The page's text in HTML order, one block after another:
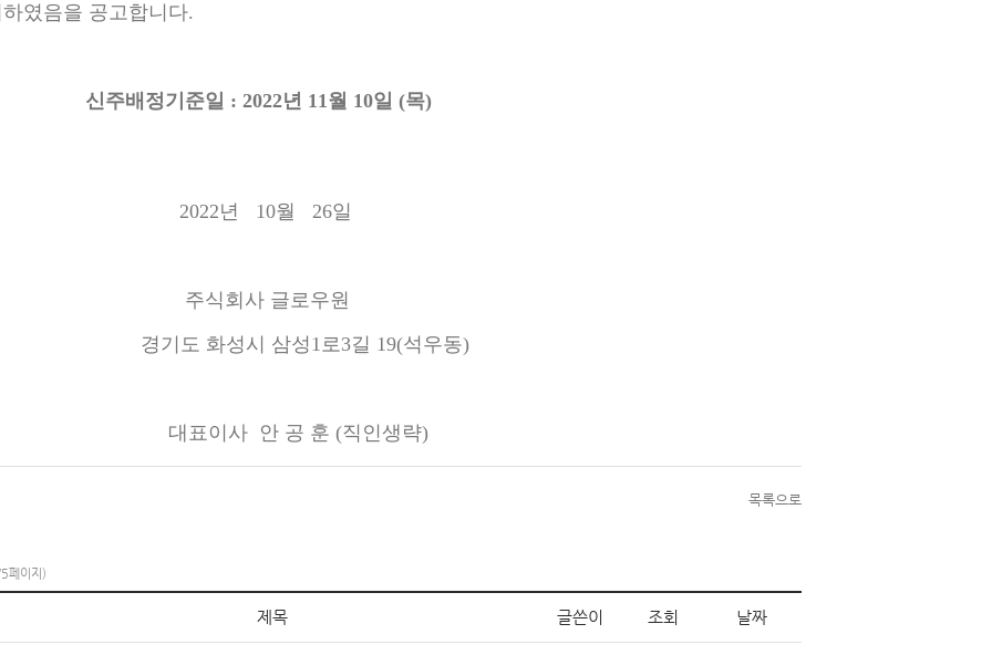
하였음을 공고합니다.
신주배정기준일 : 2022년 11월 10일 (목)
년 10월 26일
식회사 글로우원
기도 화성시 삼성1로3길 19(석우동)
표이사 안 공 훈 (직인생략)
목록으로
페이지)
제목 글쓴이 조회 날짜